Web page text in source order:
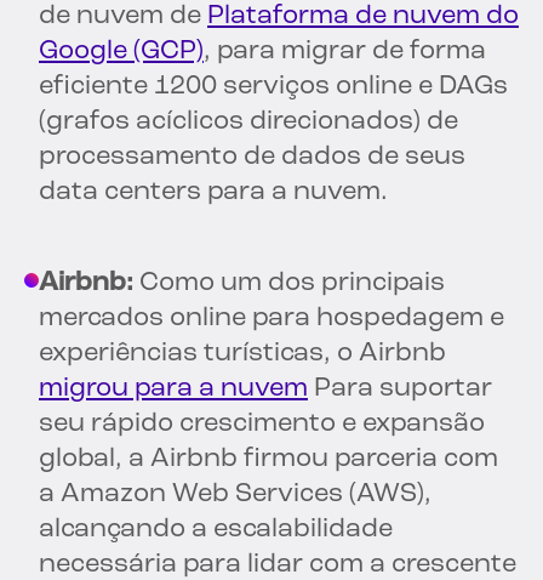
de nuvem de Plataforma de nuvem do
Google (GCP), para migrar de forma
eficiente 1200 serviços online e DAGs
(grafos acíclicos direcionados) de
processamento de dados de seus
data centers para a nuvem.
Airbnb: Como um dos principais
mercados online para hospedagem e
experiências turísticas, o Airbnb
migrou para a nuvem Para suportar
seu rápido crescimento e expansão
global, a Airbnb firmou parceria com
a Amazon Web Services (AWS),
alcançando a escalabilidade
necessária para lidar com a crescente